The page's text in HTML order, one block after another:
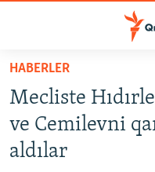
Esas
qaytmaq
Baş
navigatsiyağa
qaytmaq
HABERLER
İQTİSADİYAT
HABERLER
Mecliste
ve Cemilevni
aldılar